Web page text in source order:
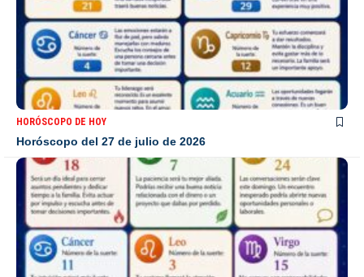
HORÓSCOPO DE HOY
Horóscopo del 27 de julio de 2026